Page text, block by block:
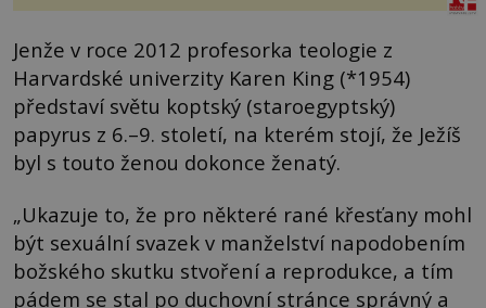
Jenže v roce 2012 profesorka teologie z
Harvardské univerzity Karen King (*1954)
představí světu koptský (staroegyptský)
papyrus z 6.–9. století, na kterém stojí, že Ježíš
byl s touto ženou dokonce ženatý.
„Ukazuje to, že pro některé rané křesťany mohl
být sexuální svazek v manželství napodobením
božského skutku stvoření a reprodukce, a tím
pádem se stal po duchovní stránce správný a